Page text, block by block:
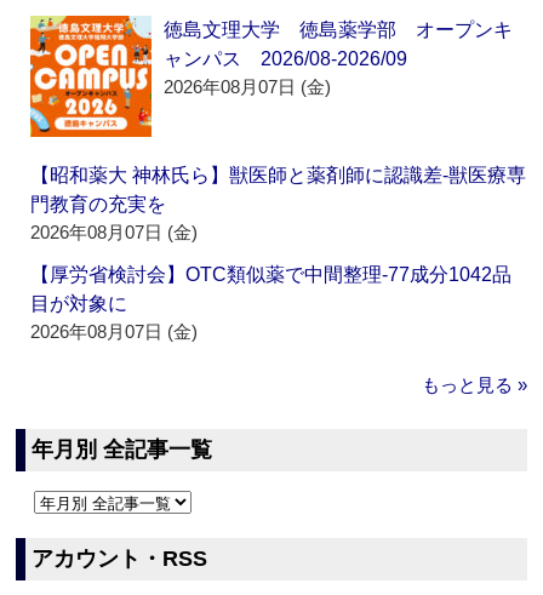
徳島文理大学 徳島薬学部 オープンキ
ャンパス 2026/08-2026/09
2026年08月07日 (金)
【昭和薬大 神林氏ら】獣医師と薬剤師に認識差‐獣医療専
門教育の充実を
2026年08月07日 (金)
【厚労省検討会】OTC類似薬で中間整理‐77成分1042品
目が対象に
2026年08月07日 (金)
もっと見る »
年月別 全記事一覧
アカウント・RSS